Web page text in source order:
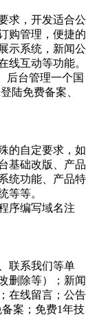
求，开发适合公
购管理，便捷的
示系统，新闻公
线互动等功能。
后台管理一个国
陆免费备案、
的自定要求，如
基础改版、产品
统功能、产品特
等等。
序编写域名注
联系我们等单
删除等）；新闻
在线留言；公告
案；免费1年技